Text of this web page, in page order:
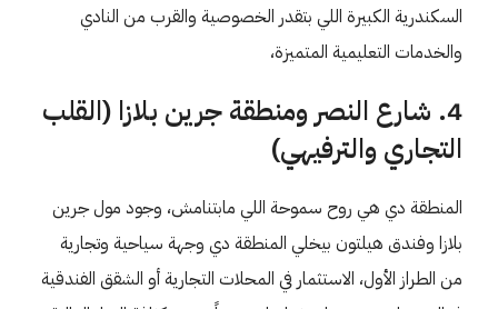
السكندرية الكبيرة اللي بتقدر الخصوصية والقرب من النادي
والخدمات التعليمية المتميزة،
4. شارع النصر ومنطقة جرين بلازا (القلب
التجاري والترفيهي)
المنطقة دي هي روح سموحة اللي مابتنامش، وجود مول جرين
بلازا وفندق هيلتون بيخلي المنطقة دي وجهة سياحية وتجارية
من الطراز الأول، الاستثمار في المحلات التجارية أو الشقق الفندقية